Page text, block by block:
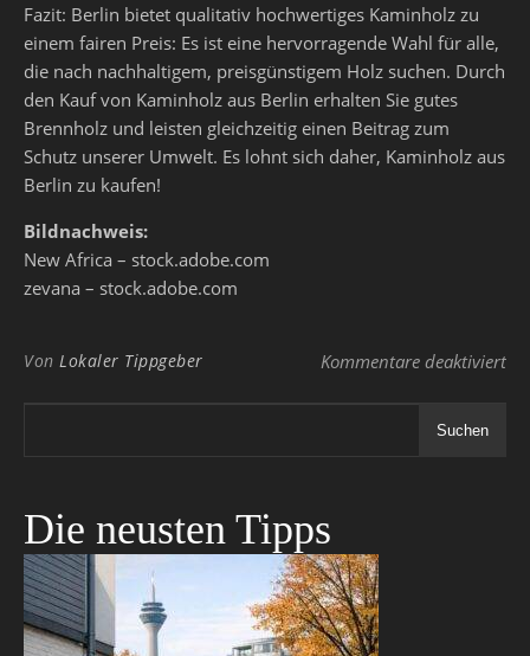
Fazit: Berlin bietet qualitativ hochwertiges Kaminholz zu
einem fairen Preis: Es ist eine hervorragende Wahl für alle,
die nach nachhaltigem, preisgünstigem Holz suchen. Durch
den Kauf von Kaminholz aus Berlin erhalten Sie gutes
Brennholz und leisten gleichzeitig einen Beitrag zum
Schutz unserer Umwelt. Es lohnt sich daher, Kaminholz aus
Berlin zu kaufen!
Bildnachweis:
New Africa – stock.adobe.com
zevana – stock.adobe.com
Von Lokaler Tippgeber Kommentare deaktiviertfür
Suchen
Die neusten Tipps